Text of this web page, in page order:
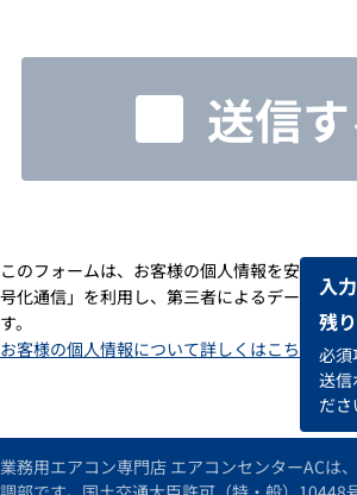
送信
このフォームは、お客様の個人情報を安全に送
号化通信」を利用し、第三者によるデータの改
す。
お客様の個人情報について詳しくはこちら
入
残り
必須
送信
ださ
業務用エアコン専門店 エアコンセンターACは